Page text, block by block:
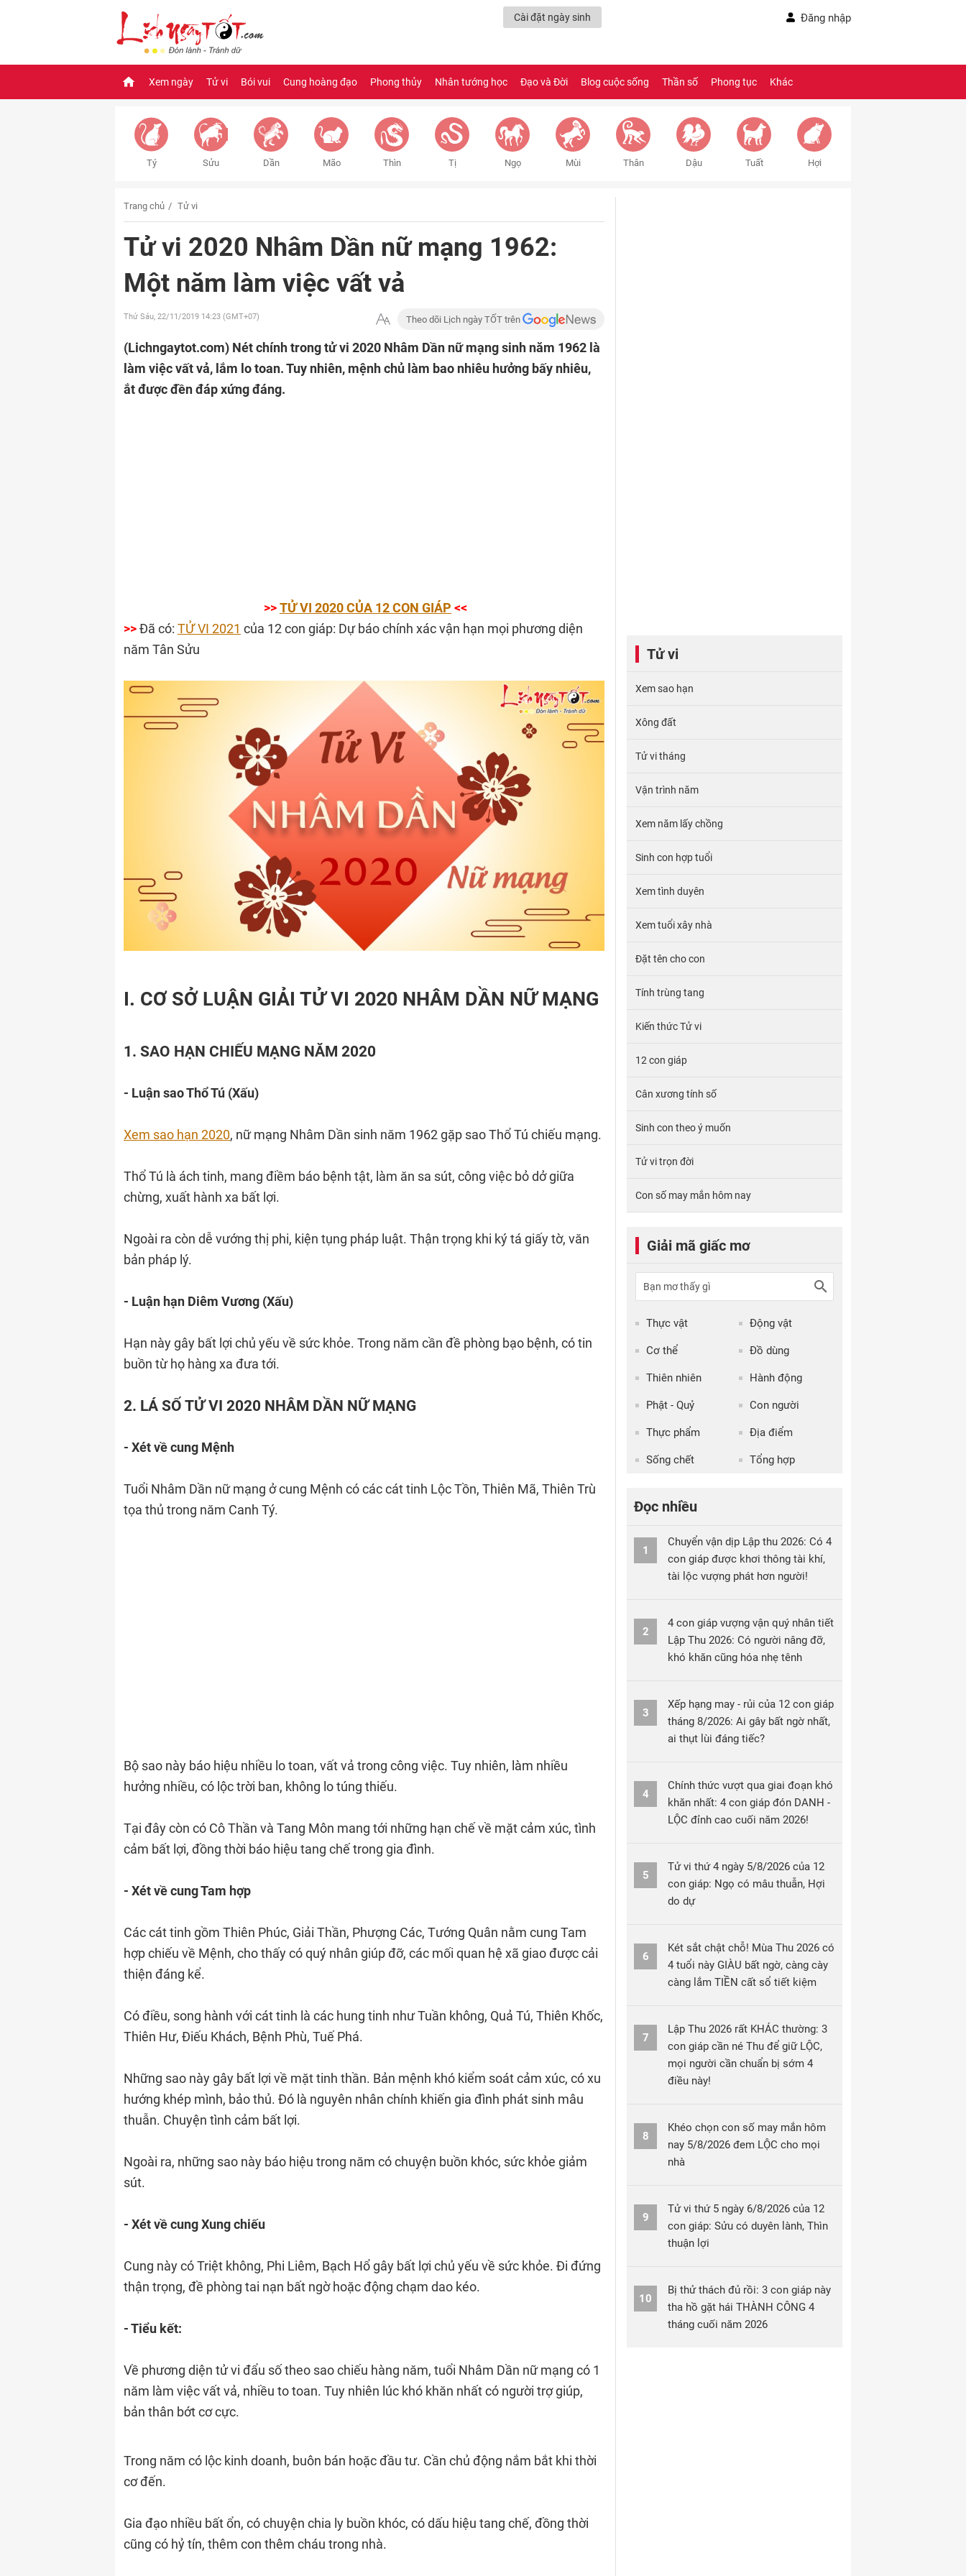
Cài đặt ngày sinh Đăng nhập
Xem ngày Tử vi Bói vui Cung hoàng đạo Phong thủy Nhân tướng học Đạo và Đời Blog cuộc sống Thần số Phong tục Khác
Tý Sửu Dần Mão Thìn Tị Ngọ Mùi Thân Dậu Tuất Hợi
Trang chủ Tử vi
Tử vi 2020 Nhâm Dần nữ mạng 1962:
Một năm làm việc vất vả
Thứ Sáu, 22/11/2019 14:23 (GMT+07) Theo dõi Lịch ngày TỐT trên
(Lichngaytot.com) Nét chính trong tử vi 2020 Nhâm Dần nữ mạng sinh năm 1962 là
làm việc vất vả, lắm lo toan. Tuy nhiên, mệnh chủ làm bao nhiêu hưởng bấy nhiêu,
ắt được đền đáp xứng đáng.
>>TỬ VI 2020 CỦA 12 CON GIÁP <<
>>Đã có: TỬ VI 2021 của 12 con giáp: Dự báo chính xác vận hạn mọi phương diện
năm Tân Sửu
I. CƠ SỞ LUẬN GIẢI TỬ VI 2020 NHÂM DẦN NỮ MẠNG
1. SAO HẠN CHIẾU MẠNG NĂM 2020
- Luận sao Thổ Tú (Xấu)
Xem sao hạn 2020, nữ mạng Nhâm Dần sinh năm 1962 gặp sao Thổ Tú chiếu mạng.
Thổ Tú là ách tinh, mang điềm báo bệnh tật, làm ăn sa sút, công việc bỏ dở giữa
chừng, xuất hành xa bất lợi.
Ngoài ra còn dễ vướng thị phi, kiện tụng pháp luật. Thận trọng khi ký tá giấy tờ, văn
bản pháp lý.
- Luận hạn Diêm Vương (Xấu)
Hạn này gây bất lợi chủ yếu về sức khỏe. Trong năm cần đề phòng bạo bệnh, có tin
buồn từ họ hàng xa đưa tới.
2. LÁ SỐ TỬ VI 2020 NHÂM DẦN NỮ MẠNG
- Xét về cung Mệnh
Tuổi Nhâm Dần nữ mạng ở cung Mệnh có các cát tinh Lộc Tồn, Thiên Mã, Thiên Trù
tọa thủ trong năm Canh Tý.
Bộ sao này báo hiệu nhiều lo toan, vất vả trong công việc. Tuy nhiên, làm nhiều
hưởng nhiều, có lộc trời ban, không lo túng thiếu.
Tại đây còn có Cô Thần và Tang Môn mang tới những hạn chế về mặt cảm xúc, tình
cảm bất lợi, đồng thời báo hiệu tang chế trong gia đình.
- Xét về cung Tam hợp
Các cát tinh gồm Thiên Phúc, Giải Thần, Phượng Các, Tướng Quân nằm cung Tam
hợp chiếu về Mệnh, cho thấy có quý nhân giúp đỡ, các mối quan hệ xã giao được cải
thiện đáng kể.
Có điều, song hành với cát tinh là các hung tinh như Tuần không, Quả Tú, Thiên Khốc,
Thiên Hư, Điếu Khách, Bệnh Phù, Tuế Phá.
Những sao này gây bất lợi về mặt tinh thần. Bản mệnh khó kiểm soát cảm xúc, có xu
hướng khép mình, bảo thủ. Đó là nguyên nhân chính khiến gia đình phát sinh mâu
thuẫn. Chuyện tình cảm bất lợi.
Ngoài ra, những sao này báo hiệu trong năm có chuyện buồn khóc, sức khỏe giảm
sút.
- Xét về cung Xung chiếu
Cung này có Triệt không, Phi Liêm, Bạch Hổ gây bất lợi chủ yếu về sức khỏe. Đi đứng
thận trọng, đề phòng tai nạn bất ngờ hoặc động chạm dao kéo.
- Tiểu kết:
Về phương diện tử vi đẩu số theo sao chiếu hàng năm, tuổi Nhâm Dần nữ mạng có 1
năm làm việc vất vả, nhiều to toan. Tuy nhiên lúc khó khăn nhất có người trợ giúp,
bản thân bớt cơ cực.
Trong năm có lộc kinh doanh, buôn bán hoặc đầu tư. Cần chủ động nắm bắt khi thời
cơ đến.
Gia đạo nhiều bất ổn, có chuyện chia ly buồn khóc, có dấu hiệu tang chế, đồng thời
cũng có hỷ tín, thêm con thêm cháu trong nhà.
Tử vi
Xem sao hạn
Xông đất
Tử vi tháng
Vận trình năm
Xem năm lấy chồng
Sinh con hợp tuổi
Xem tình duyên
Xem tuổi xây nhà
Đặt tên cho con
Tính trùng tang
Kiến thức Tử vi
12 con giáp
Cân xương tính số
Sinh con theo ý muốn
Tử vi trọn đời
Con số may mắn hôm nay
Giải mã giấc mơ
Thực vật Động vật
Cơ thể Đồ dùng
Thiên nhiên Hành động
Phật - Quỷ Con người
Thực phẩm Địa điểm
Sống chết Tổng hợp
Đọc nhiều
1
Chuyển vận dịp Lập thu 2026: Có 4
con giáp được khơi thông tài khí,
tài lộc vượng phát hơn người!
2
4 con giáp vượng vận quý nhân tiết
Lập Thu 2026: Có người nâng đỡ,
khó khăn cũng hóa nhẹ tênh
3
Xếp hạng may - rủi của 12 con giáp
tháng 8/2026: Ai gây bất ngờ nhất,
ai thụt lùi đáng tiếc?
4
Chính thức vượt qua giai đoạn khó
khăn nhất: 4 con giáp đón DANH -
LỘC đỉnh cao cuối năm 2026!
5
Tử vi thứ 4 ngày 5/8/2026 của 12
con giáp: Ngọ có mâu thuẫn, Hợi
do dự
6
Két sắt chật chỗ! Mùa Thu 2026 có
4 tuổi này GIÀU bất ngờ, càng cày
càng lắm TIỀN cất sổ tiết kiệm
7
Lập Thu 2026 rất KHÁC thường: 3
con giáp cần né Thu để giữ LỘC,
mọi người cần chuẩn bị sớm 4
điều này!
8
Khéo chọn con số may mắn hôm
nay 5/8/2026 đem LỘC cho mọi
nhà
9
Tử vi thứ 5 ngày 6/8/2026 của 12
con giáp: Sửu có duyên lành, Thìn
thuận lợi
10
Bị thử thách đủ rồi: 3 con giáp này
tha hồ gặt hái THÀNH CÔNG 4
tháng cuối năm 2026